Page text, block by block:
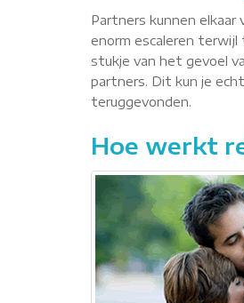
Partners kunnen elkaar
enorm escaleren
stukje van het gevoel
partners. Dit kun je
teruggevonden.
Hoe werkt